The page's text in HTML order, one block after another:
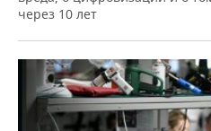
через 10 лет